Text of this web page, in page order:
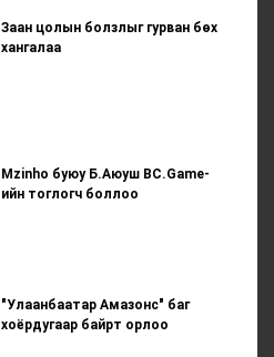
Заан цолын болзлыг гурван бөх
хангалаа
Mzinho буюу Б.Аюуш BC.Game-
ийн тоглогч боллоо
"Улаанбаатар Амазонс" баг
хоёрдугаар байрт орлоо